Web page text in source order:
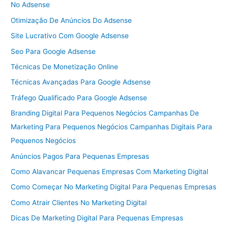
No Adsense
Otimização De Anúncios Do Adsense
Site Lucrativo Com Google Adsense
Seo Para Google Adsense
Técnicas De Monetização Online
Técnicas Avançadas Para Google Adsense
Tráfego Qualificado Para Google Adsense
Branding Digital Para Pequenos Negócios Campanhas De
Marketing Para Pequenos Negócios Campanhas Digitais Para
Pequenos Negócios
Anúncios Pagos Para Pequenas Empresas
Como Alavancar Pequenas Empresas Com Marketing Digital
Como Começar No Marketing Digital Para Pequenas Empresas
Como Atrair Clientes No Marketing Digital
Dicas De Marketing Digital Para Pequenas Empresas